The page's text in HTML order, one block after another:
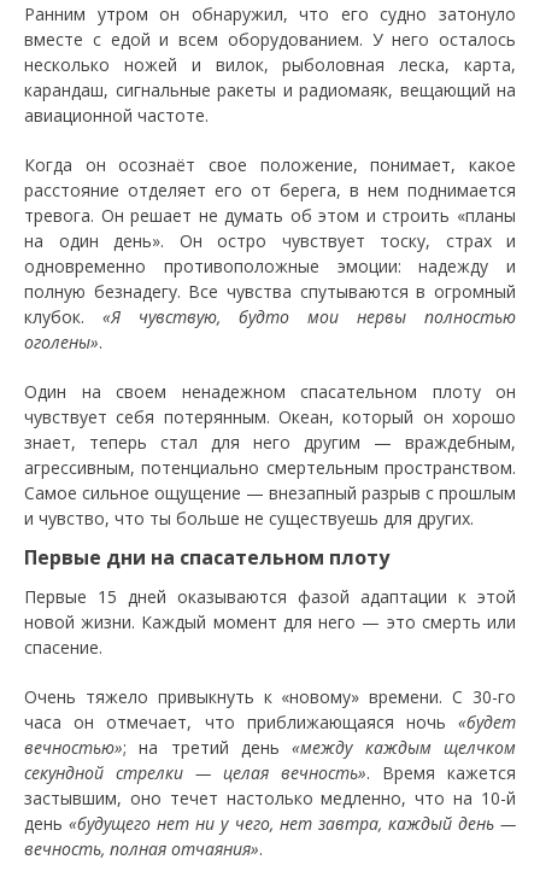
Ранним утром он обнаружил, что его судно затонуло
вместе с едой и всем оборудованием. У него осталось
несколько ножей и вилок, рыболовная леска, карта,
карандаш, сигнальные ракеты и радиомаяк, вещающий на
авиационной частоте.
Когда он осознаёт свое положение, понимает, какое
расстояние отделяет его от берега, в нем поднимается
тревога. Он решает не думать об этом и строить «планы
на один день». Он остро чувствует тоску, страх и
одновременно противоположные эмоции: надежду и
полную безнадегу. Все чувства спутываются в огромный
клубок. «Я чувствую, будто мои нервы полностью
оголены».
Один на своем ненадежном спасательном плоту он
чувствует себя потерянным. Океан, который он хорошо
знает, теперь стал для него другим — враждебным,
агрессивным, потенциально смертельным пространством.
Самое сильное ощущение — внезапный разрыв с прошлым
и чувство, что ты больше не существуешь для других.
Первые дни на спасательном плоту
Первые 15 дней оказываются фазой адаптации к этой
новой жизни. Каждый момент для него — это смерть или
спасение.
Очень тяжело привыкнуть к «новому» времени. С 30-го
часа он отмечает, что приближающаяся ночь «будет
вечностью»; на третий день«между каждым щелчком
секундной стрелки — целая вечность». Время кажется
застывшим, оно течет настолько медленно, что на 10-й
день«будущего нет ни у чего, нет завтра, каждый день —
вечность, полная отчаяния».